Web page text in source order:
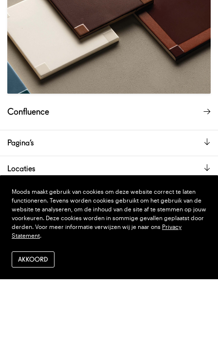
Confluence
Pagina’s
Locaties
De showroom is alleen op afspraak geopend.
PRIVACY STATEMENT
ALGEMENE VOORWAARDEN
VERZENDEN EN RETOUR
DESIGN WONDERLAND
Moods maakt gebruik van cookies om deze website correct te laten
functioneren. Tevens worden cookies gebruikt om het gebruik van de
website te analyseren, om de inhoud van de site af te stemmen op jouw
voorkeuren. Deze cookies worden in sommige gevallen geplaatst door
derden. Voor meer informatie verwijzen wij je naar ons Privacy
Statement.
AKKOORD